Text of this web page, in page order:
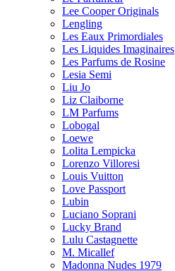
Lee Cooper Originals
Lengling
Les Eaux Primordiales
Les Liquides Imaginaires
Les Parfums de Rosine
Lesia Semi
Liu Jo
Liz Claiborne
LM Parfums
Lobogal
Loewe
Lolita Lempicka
Lorenzo Villoresi
Louis Vuitton
Love Passport
Lubin
Luciano Soprani
Lucky Brand
Lulu Castagnette
M. Micallef
Madonna Nudes 1979